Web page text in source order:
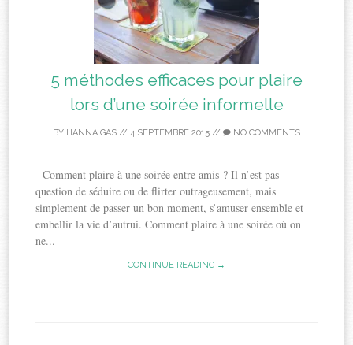
5 méthodes efficaces pour plaire
lors d’une soirée informelle
BY HANNA GAS // 4 SEPTEMBRE 2015 // NO COMMENTS
Comment plaire à une soirée entre amis ? Il n’est pas
question de séduire ou de flirter outrageusement, mais
simplement de passer un bon moment, s’amuser ensemble et
embellir la vie d’autrui. Comment plaire à une soirée où on
ne...
CONTINUE READING →